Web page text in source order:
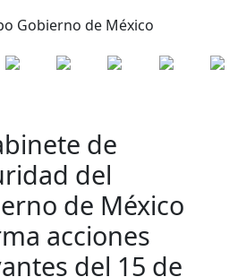
de
del
de México
acciones
del 15 de